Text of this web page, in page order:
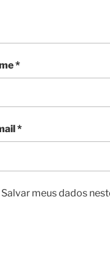
*
*
Salvar meus dados